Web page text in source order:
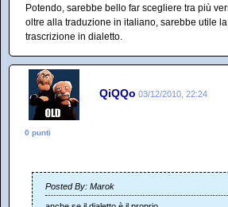
Potendo, sarebbe bello far scegliere tra più
oltre alla traduzione in italiano, sarebbe utile
trascrizione in dialetto.
QiQQo 03/12/2010, 22:24
0 punti
Posted By: Marok